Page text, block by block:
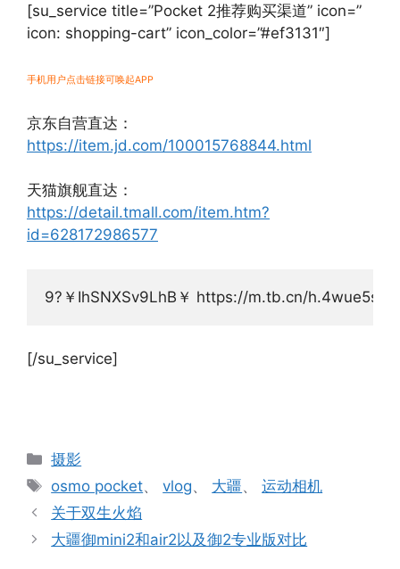
[su_service title=”Pocket 2推荐购买渠道” icon=”
icon: shopping-cart” icon_color=”#ef3131″]
手机用户点击链接可唤起APP
京东自营直达：
https://item.jd.com/100015768844.html
天猫旗舰直达：
https://detail.tmall.com/item.htm?
id=628172986577
9?￥IhSNXSv9LhB￥ https://m.tb.cn/h.4wue5sI
[/su_service]
分
摄影
标
签
osmo pocket、vlog、 大疆、运动相机
关于双生火焰
大疆御mini2和air2以及御2专业版对比